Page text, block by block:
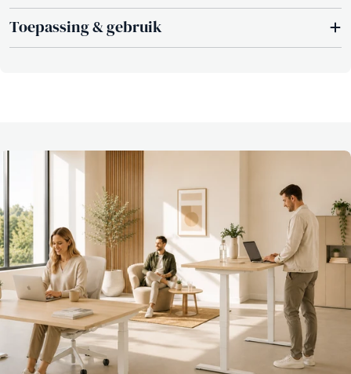
Toepassing & gebruik